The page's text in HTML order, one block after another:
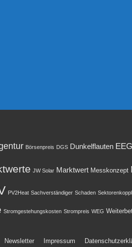
Börsenpreis DGS Dunkelflauten EEG
JW Solar Marktwert Messkonzept
PV2Heat Sachverständiger Schaden
Stromgestehungskosten Strompreis WEG
Newsletter Impressum